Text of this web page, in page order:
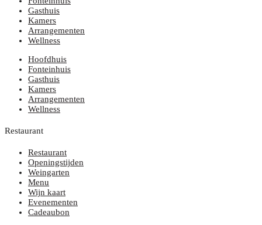
Gasthuis
Kamers
Arrangementen
Wellness
Hoofdhuis
Fonteinhuis
Gasthuis
Kamers
Arrangementen
Wellness
Restaurant
Restaurant
Openingstijden
Weingarten
Menu
Wijn kaart
Evenementen
Cadeaubon